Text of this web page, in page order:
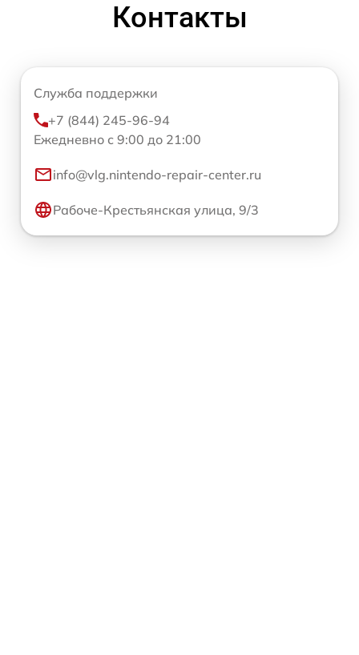
Контакты
Служба поддержки
+7 (844) 245-96-94
Ежедневно с 9:00 до 21:00
info@vlg.nintendo-repair-center.ru
Рабоче-Крестьянская улица, 9/3